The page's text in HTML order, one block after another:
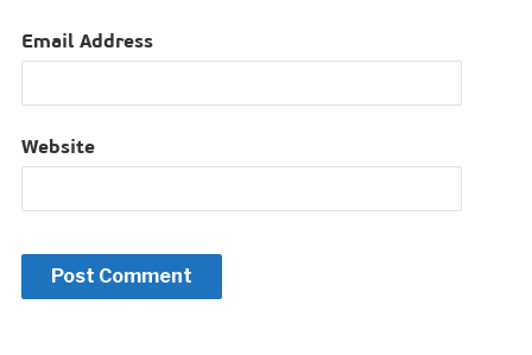
Email Address
Website